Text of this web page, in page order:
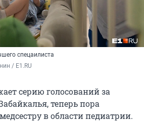
спецаилиста
/ E1.RU
серию голосований за
теперь пора
в области педиатрии.